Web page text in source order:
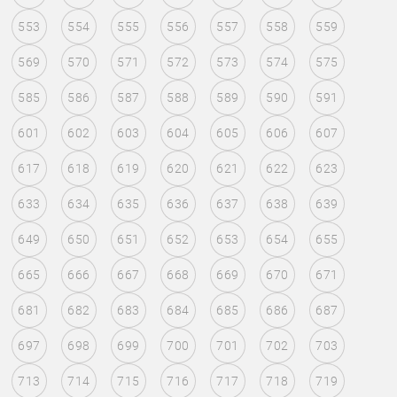
553 554 555 556 557 558 559
569 570 571 572 573 574 575
585 586 587 588 589 590 591
601 602 603 604 605 606 607
617 618 619 620 621 622 623
633 634 635 636 637 638 639
649 650 651 652 653 654 655
665 666 667 668 669 670 671
681 682 683 684 685 686 687
697 698 699 700 701 702 703
713 714 715 716 717 718 719